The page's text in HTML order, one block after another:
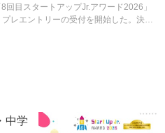
目スタートアップJr.アワード2026」
レエントリーの受付を開始した。決勝
中学